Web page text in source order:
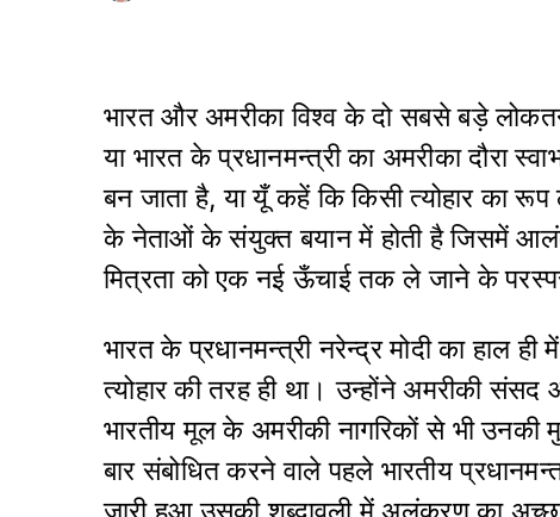
भारत और अमरीका विश्व के दो सबसे बड़े
या भारत के प्रधानमन्त्री का अमरीका दौरा
बन जाता है, या यूँ कहें कि किसी त्योहार का रूप
के नेताओं के संयुक्त बयान में होती है जिसमें
मित्रता को एक नई ऊँचाई तक ले जाने के
भारत के प्रधानमन्त्री नरेन्द्र मोदी का हाल
त्योहार की तरह ही था। उन्होंने अमरीकी
भारतीय मूल के अमरीकी नागरिकों से भी
बार संबोधित करने वाले पहले भारतीय